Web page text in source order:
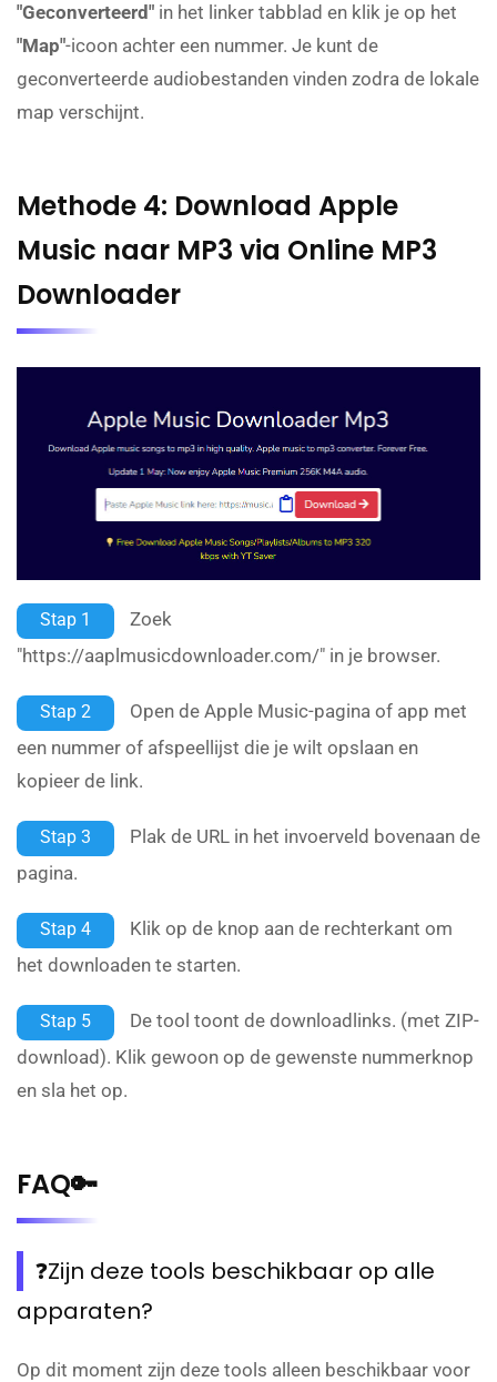
"Geconverteerd" in het linker tabblad en klik je op het
"Map"-icoon achter een nummer. Je kunt de
geconverteerde audiobestanden vinden zodra de lokale
map verschijnt.
Methode 4: Download Apple
Music naar MP3 via Online MP3
Downloader
Stap 1
Zoek
"https://aaplmusicdownloader.com/" in je browser.
Stap 2
Open de Apple Music-pagina of app met
een nummer of afspeellijst die je wilt opslaan en
kopieer de link.
Stap 3
Plak de URL in het invoerveld bovenaan de
pagina.
Stap 4
Klik op de knop aan de rechterkant om
het downloaden te starten.
Stap 5
De tool toont de downloadlinks. (met ZIP-
download). Klik gewoon op de gewenste nummerknop
en sla het op.
FAQ🔑
❓Zijn deze tools beschikbaar op alle
apparaten?
Op dit moment zijn deze tools alleen beschikbaar voor